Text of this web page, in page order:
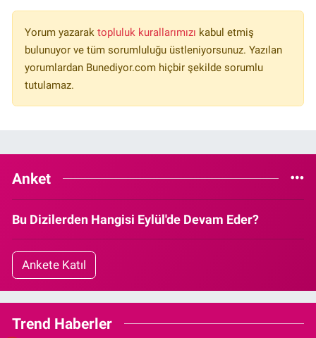
Yorum yazarak topluluk kurallarımızı kabul etmiş
bulunuyor ve tüm sorumluluğu üstleniyorsunuz. Yazılan
yorumlardan Bunediyor.com hiçbir şekilde sorumlu
tutulamaz.
Anket
Bu Dizilerden Hangisi Eylül'de Devam Eder?
Ankete Katıl
Trend Haberler